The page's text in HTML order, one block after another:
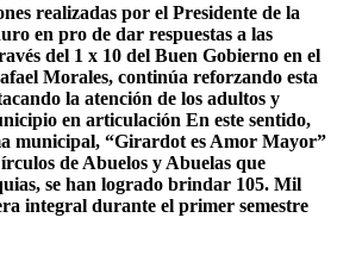
realizadas por el Presidente de la
en pro de dar respuestas a las
del 1 x 10 del Buen Gobierno en el
Morales, continúa reforzando esta
la atención de los adultos y
en articulación En este sentido,
municipal, “Girardot es Amor Mayor”
de Abuelos y Abuelas que
se han logrado brindar 105. Mil
integral durante el primer semestre